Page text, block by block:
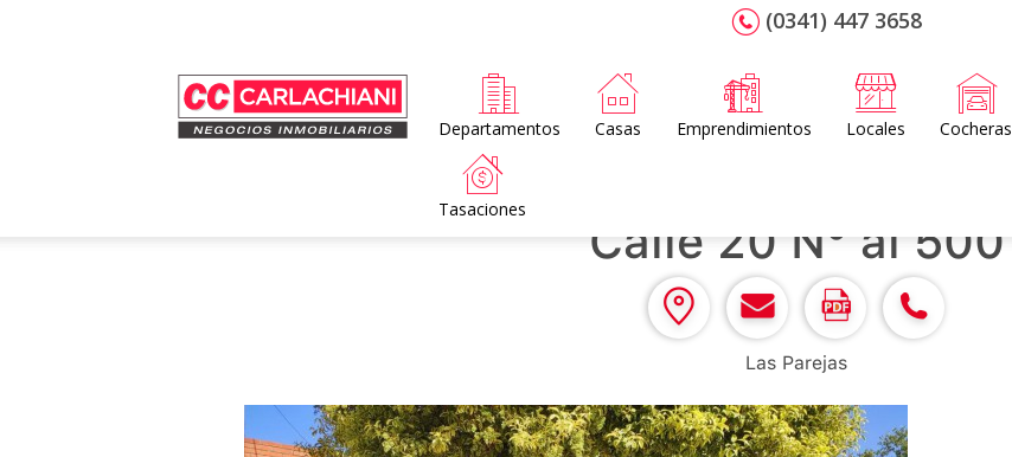
(0341) 447 3658
Home
Departamentos Casas Emprendimientos Locales Cocheras
Tasaciones
Calle 20 N° al 500
Las Parejas